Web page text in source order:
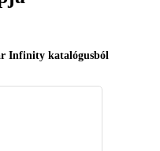
Infinity katalógusból